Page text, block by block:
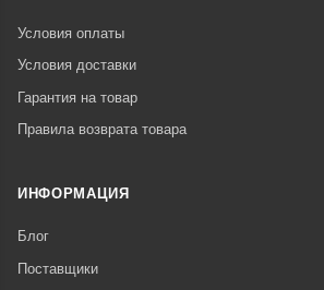
Условия оплаты
Условия доставки
Гарантия на товар
Правила возврата товара
ИНФОРМАЦИЯ
Блог
Поставщики